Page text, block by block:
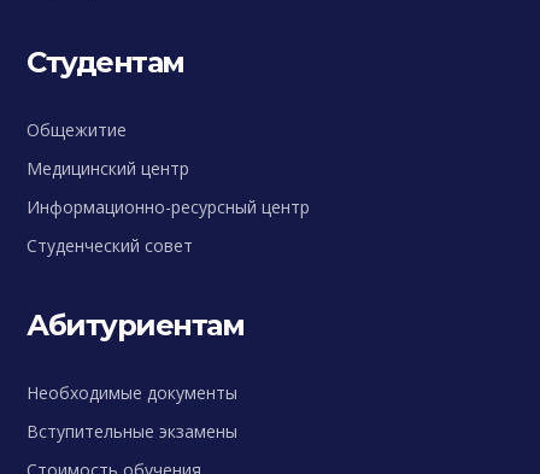
Студентам
Общежитие
Медицинский центр
Информационно-ресурсный центр
Студенческий совет
Абитуриентам
Необходимые документы
Вступительные экзамены
Стоимость обучения